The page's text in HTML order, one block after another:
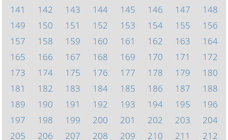
141
142 143 144 145 146 147
148
149
150 151 152 153 154 155
156
157
158 159 160 161 162 163
164
165
166 167 168 169 170 171
172
173
174 175 176 177 178 179
180
181
182 183 184 185 186 187
188
189
190 191 192 193 194 195
196
197
198 199 200 201 202 203
204
205
206 207 208 209 210 211 212